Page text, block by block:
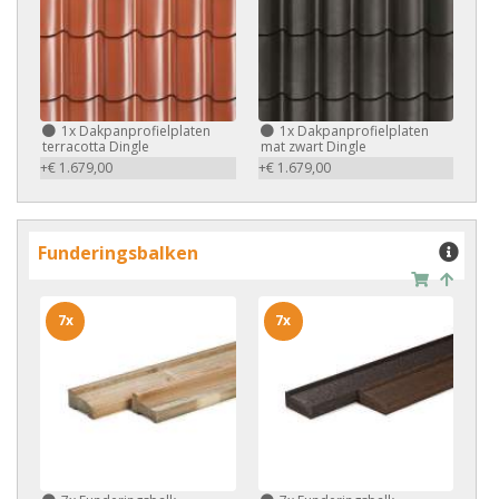
1x Dakpanprofielplaten
terracotta Dingle
+€ 1.679,00
1xDakpanprofielplaten
mat zwart Dingle
+€ 1.679,00
Funderingsbalken
7x 7x